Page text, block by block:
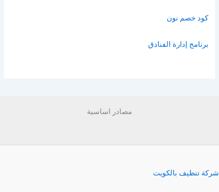
كود خصم نون
برنامج إدارة الفنادق
مصادر اساسية
شركة تنظيف بالكويت